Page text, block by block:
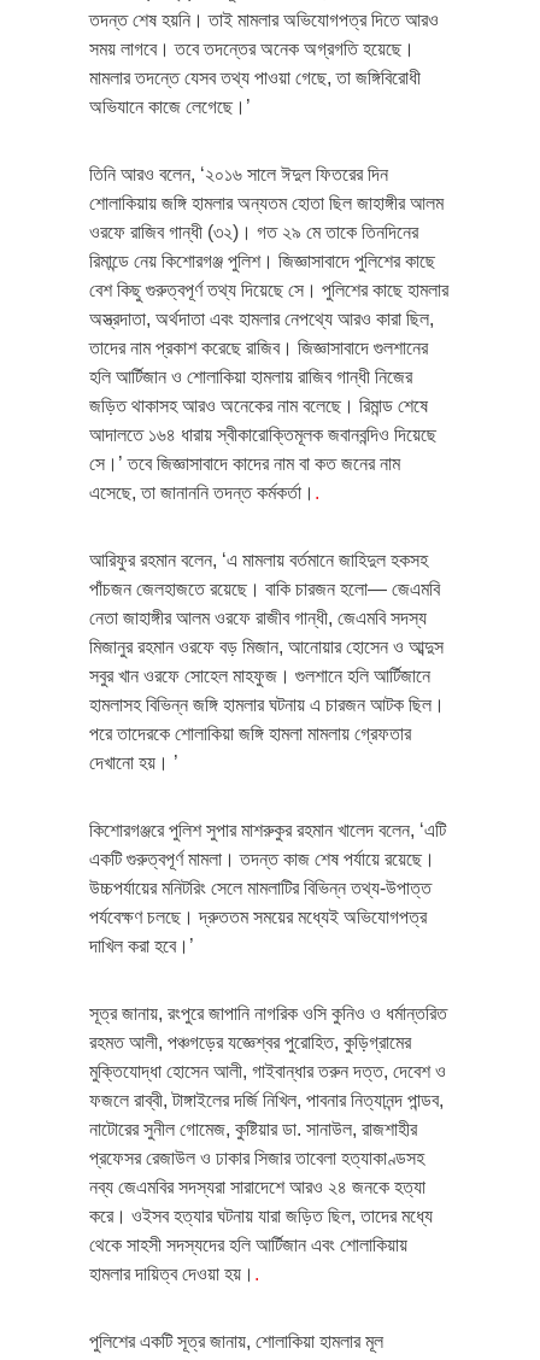
তদন্ত শেষ হয়নি। তাই মামলার অভিযোগপত্র দিতে আরও
সময় লাগবে। তবে তদন্তের অনেক অগ্রগতি হয়েছে।
মামলার তদন্তে যেসব তথ্য পাওয়া গেছে, তা জঙ্গিবিরোধী
অভিযানে কাজে লেগেছে।’
তিনি আরও বলেন, ‘২০১৬ সালে ঈদুল ফিতরের দিন
শোলাকিয়ায় জঙ্গি হামলার অন্যতম হোতা ছিল জাহাঙ্গীর আলম
ওরফে রাজিব গান্ধী (৩২)। গত ২৯ মে তাকে তিনদিনের
রিমান্ডে নেয় কিশোরগঞ্জ পুলিশ। জিজ্ঞাসাবাদে পুলিশের কাছে
বেশ কিছু গুরুত্বপূর্ণ তথ্য দিয়েছে সে। পুলিশের কাছে হামলার
অস্ত্রদাতা, অর্থদাতা এবং হামলার নেপথ্যে আরও কারা ছিল,
তাদের নাম প্রকাশ করেছে রাজিব। জিজ্ঞাসাবাদে গুলশানের
হলি আর্টিজান ও শোলাকিয়া হামলায় রাজিব গান্ধী নিজের
জড়িত থাকাসহ আরও অনেকের নাম বলেছে। রিমান্ড শেষে
আদালতে ১৬৪ ধারায় স্বীকারোক্তিমূলক জবানবন্দিও দিয়েছে
সে।’ তবে জিজ্ঞাসাবাদে কাদের নাম বা কত জনের নাম
এসেছে, তা জানাননি তদন্ত কর্মকর্তা। .
আরিফুর রহমান বলেন, ‘এ মামলায় বর্তমানে জাহিদুল হকসহ
পাঁচজন জেলহাজতে রয়েছে। বাকি চারজন হলো— জেএমবি
নেতা জাহাঙ্গীর আলম ওরফে রাজীব গান্ধী, জেএমবি সদস্য
মিজানুর রহমান ওরফে বড় মিজান, আনোয়ার হোসেন ও আব্দুস
সবুর খান ওরফে সোহেল মাহফুজ। গুলশানে হলি আর্টিজানে
হামলাসহ বিভিন্ন জঙ্গি হামলার ঘটনায় এ চারজন আটক ছিল।
পরে তাদেরকে শোলাকিয়া জঙ্গি হামলা মামলায় গ্রেফতার
দেখানো হয়। ’
কিশোরগঞ্জরে পুলিশ সুপার মাশরুকুর রহমান খালেদ বলেন, ‘এটি
একটি গুরুত্বপূর্ণ মামলা। তদন্ত কাজ শেষ পর্যায়ে রয়েছে।
উচ্চপর্যায়ের মনিটরিং সেলে মামলাটির বিভিন্ন তথ্য-উপাত্ত
পর্যবেক্ষণ চলছে। দ্রুততম সময়ের মধ্যেই অভিযোগপত্র
দাখিল করা হবে।’
সূত্র জানায়, রংপুরে জাপানি নাগরিক ওসি কুনিও ও ধর্মান্তরিত
রহমত আলী, পঞ্চগড়ের যজ্ঞেশ্বর পুরোহিত, কুড়িগ্রামের
মুক্তিযোদ্ধা হোসেন আলী, গাইবান্ধার তরুন দত্ত, দেবেশ ও
ফজলে রাব্বী, টাঙ্গাইলের দর্জি নিখিল, পাবনার নিত্যানন্দ পান্ডব,
নাটোরের সুনীল গোমেজ, কুষ্টিয়ার ডা. সানাউল, রাজশাহীর
প্রফেসর রেজাউল ও ঢাকার সিজার তাবেলা হত্যাকাণ্ডসহ
নব্য জেএমবির সদস্যরা সারাদেশে আরও ২৪ জনকে হত্যা
করে। ওইসব হত্যার ঘটনায় যারা জড়িত ছিল, তাদের মধ্যে
থেকে সাহসী সদস্যদের হলি আর্টিজান এবং শোলাকিয়ায়
হামলার দায়িত্ব দেওয়া হয়। .
পুলিশের একটি সূত্র জানায়, শোলাকিয়া হামলার মূল